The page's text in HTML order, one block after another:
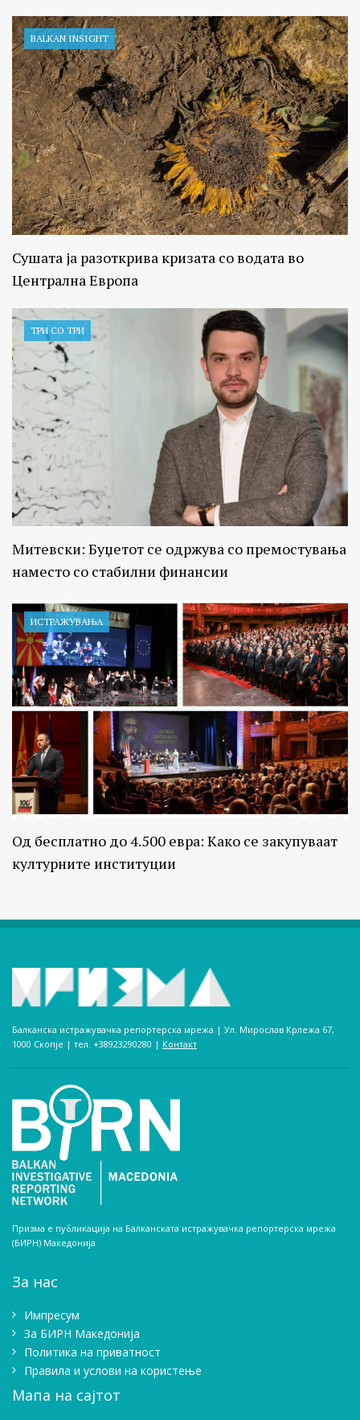
BALKAN INSIGHT
Сушата ја разоткрива кризата со водата во
Централна Европа
ТРИ СО ТРИ
Митевски: Буџетот се одржува со премостувања
наместо со стабилни финансии
ИСТРАЖУВАЊA
Од бесплатно до 4.500 евра: Како се закупуваат
културните институции
Балканска истражувачка репортерска мрежа | Ул. Мирослав Крлежа 67,
1000 Скопје | тел. +38923290280­ | Контакт
Призма е публикација на Балканската истражувачка репортерска мрежа
(БИРН) Македонија
За нас
Импресум
Зa БИРН Македонија
Политика на приватност
Правила и услови на користење
Мапа на сајтот